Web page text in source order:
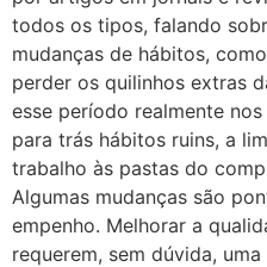
todos os tipos, falando
mudanças de hábitos,
perder os quilinhos extras
esse período realmente
para trás hábitos ruins, a
trabalho às pastas do
Algumas mudanças são
empenho. Melhorar a
requerem, sem dúvida,